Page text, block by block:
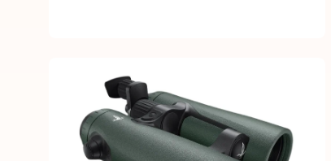
lightbox